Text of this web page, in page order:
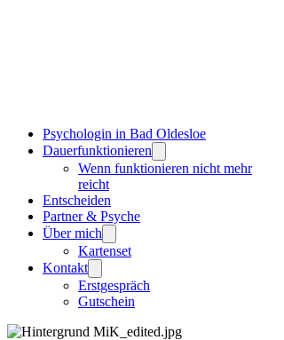
Psychologin in Bad Oldesloe
Dauerfunktionieren
Wenn funktionieren nicht mehr
reicht
Entscheiden
Partner & Psyche
Über mich
Kartenset
Kontakt
Erstgespräch
Gutschein